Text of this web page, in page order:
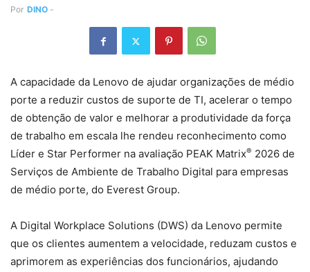
Por DINO -
A capacidade da Lenovo de ajudar organizações de médio
porte a reduzir custos de suporte de TI, acelerar o tempo
de obtenção de valor e melhorar a produtividade da força
de trabalho em escala lhe rendeu reconhecimento como
Líder e Star Performer na avaliação PEAK Matrix® 2026 de
Serviços de Ambiente de Trabalho Digital para empresas
de médio porte, do Everest Group.
A Digital Workplace Solutions (DWS) da Lenovo permite
que os clientes aumentem a velocidade, reduzam custos e
aprimorem as experiências dos funcionários, ajudando